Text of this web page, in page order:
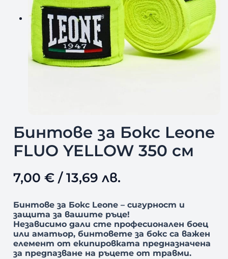
Бинтове за Бокс Leone
FLUO YELLOW 350 см
7,00 €/ 13,69 лв.
Бинтове за Бокс Leone – сигурност и
защита за вашите ръце!
Независимо дали сте професионален боец
или аматьор, бинтовете за бокс са важен
елемент от екипировката предназначена
за предпазване на ръцете от травми.